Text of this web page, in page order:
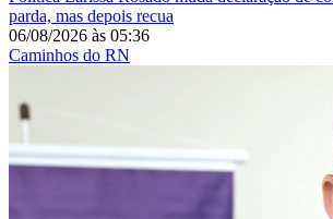
parda, mas depois recua
06/08/2026 às 05:36
Caminhos do RN